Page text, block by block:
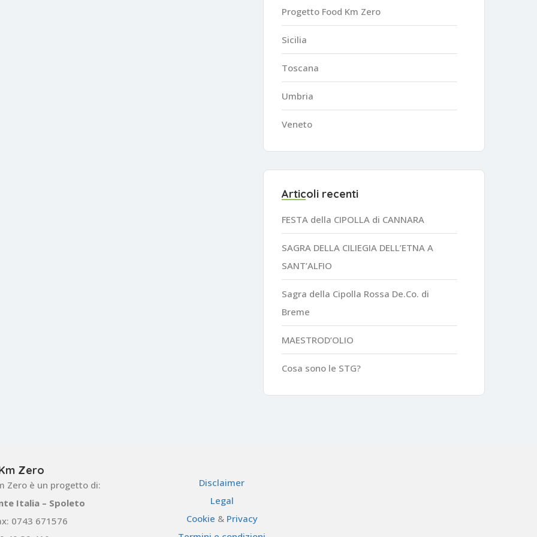
Progetto Food Km Zero
Sicilia
Toscana
Umbria
Veneto
Articoli recenti
FESTA della CIPOLLA di CANNARA
SAGRA DELLA CILIEGIA DELL’ETNA A
SANT’ALFIO
Sagra della Cipolla Rossa De.Co. di
Breme
MAESTROD’OLIO
Cosa sono le STG?
Zero
Zero è un progetto di:
Italia – Spoleto
0743 671576
Disclaimer
Legal
Cookie & Privacy